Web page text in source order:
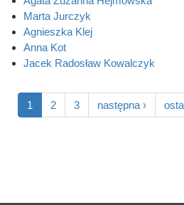
Marta Jurczyk
Agnieszka Klej
Anna Kot
Jacek Radosław Kowalczyk
1 2 3 następna ›